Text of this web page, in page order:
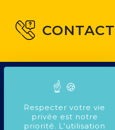
CONTACT
Respecter votre vie
privée est notre
priorité. L'utilisation